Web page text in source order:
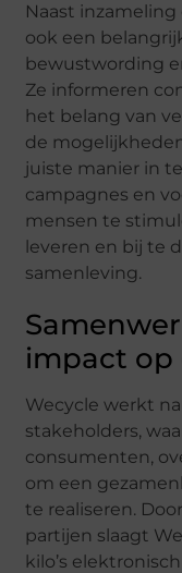
Naast
ook een
bewustwording
Ze informeren
het belang van
de
juiste manier in
campagnes en
mensen te
leveren en bij te
samenleving.
impact op
Wecycle werkt
stakeholders,
consumenten,
om een
te realiseren.
partijen slaagt
kilo’s